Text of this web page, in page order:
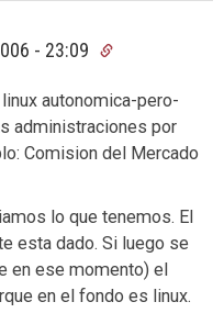
- 23:09
autonomica-pero-
administraciones por
Comision del Mercado
lo que tenemos. El
esta dado. Si luego se
en ese momento) el
en el fondo es linux.